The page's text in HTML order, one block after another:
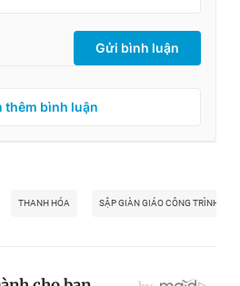
Gửi bình luận
thêm bình luận
THANH HÓA SẬP GIÀN GIÁO CÔNG TRÌNH